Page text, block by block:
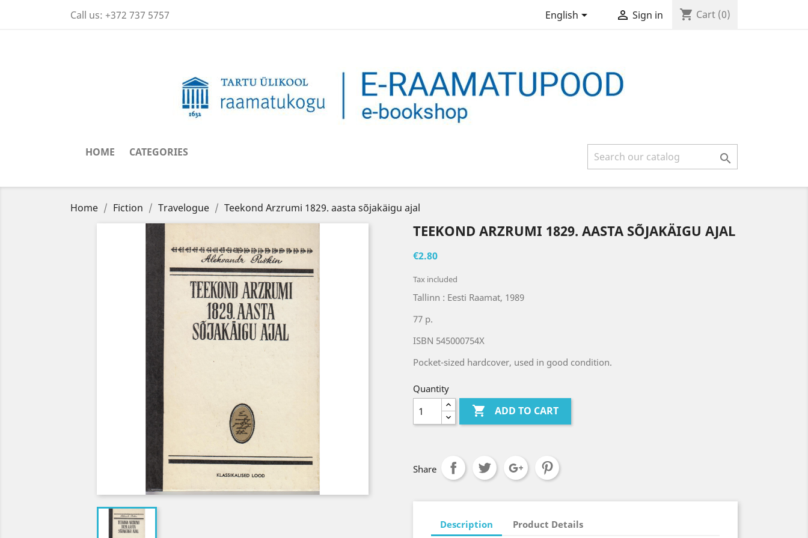
Call us: +372 737 5757 English  Sign in shopping_cart Cart (0)
HOME CATEGORIES 
Home Fiction Travelogue Teekond Arzrumi 1829. aasta sõjakäigu ajal
TEEKOND ARZRUMI 1829. AASTA SÕJAKÄIGU AJAL
€2.80
Tax included
Tallinn : Eesti Raamat, 1989
77 p.
ISBN 545000754X
Pocket-sized hardcover, used in good condition.
Quantity
 ADD TO CART
Share
Description Product Details